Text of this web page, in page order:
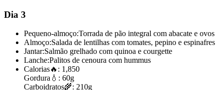
Dia 3
Pequeno-almoço:Torrada de pão integral com abacate e ovos
Almoço:Salada de lentilhas com tomates, pepino e espinafres
Jantar:Salmão grelhado com quinoa e courgette
Lanche:Palitos de cenoura com hummus
Calorias🔥: 1,850
Gordura 💧: 60g
Carboidratos🌾: 210g